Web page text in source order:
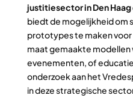
justitiesector in Den
biedt de mogelijkheid om
prototypes te maken
maat gemaakte
evenementen, of
onderzoek aan het
in deze strategische